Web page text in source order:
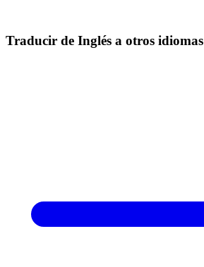
Traducir de Inglés a otros idiomas